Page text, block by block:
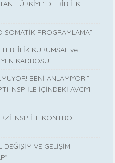
TÜRKİYE' DE BİR İLK
SOMATİK PROGRAMLAMA”
KURUMSAL ve
KADROSU
BENİ ANLAMIYOR!”
NSP İLE İÇİNDEKİ AVCIYI
NSP İLE KONTROL
DEĞİŞİM VE GELİŞİM